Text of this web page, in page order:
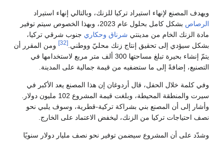
ويهدف المصنع لإنهاء استيراد تركيا للزنك، وبالتالي إنهاء استيراد
الرصاص
بشكل كامل بحلول عام 2023، وبهذا الخصوص سيتم توفير
مادة الزنك الخام من مدينتي شرناق وحكاري جنوب شرقي تركيا،
بشكل سيؤدي إلى تحقيق إنتاج زنك محليّ ووطني. [32]
ومن المقرر أن
يتمّ إنشاء بحيرة تبلغ مساحتها 300 ألف متر مربع لاستخدامها في
التصنيع، إضافةً إلى ما ستضفيه من قيمة جمالية على المدينة.
وفي كلمة خلال الحفل، قال أردوغان إن هذا المصنع يعد الأكبر في
سيرت والمنطقة المحيطة، وبلغت قيمة المشروع 102 مليون دولار.
وأشار إلى أن المصنع بني بشراكة تركية-قطرية، وسوف يلبي نحو
نصف احتياجات تركيا من الزنك، ليخفض الاعتماد على الخارج.
وشدّد على أن المشروع سيضمن توفير نحو نصف مليار دولار سنويًا